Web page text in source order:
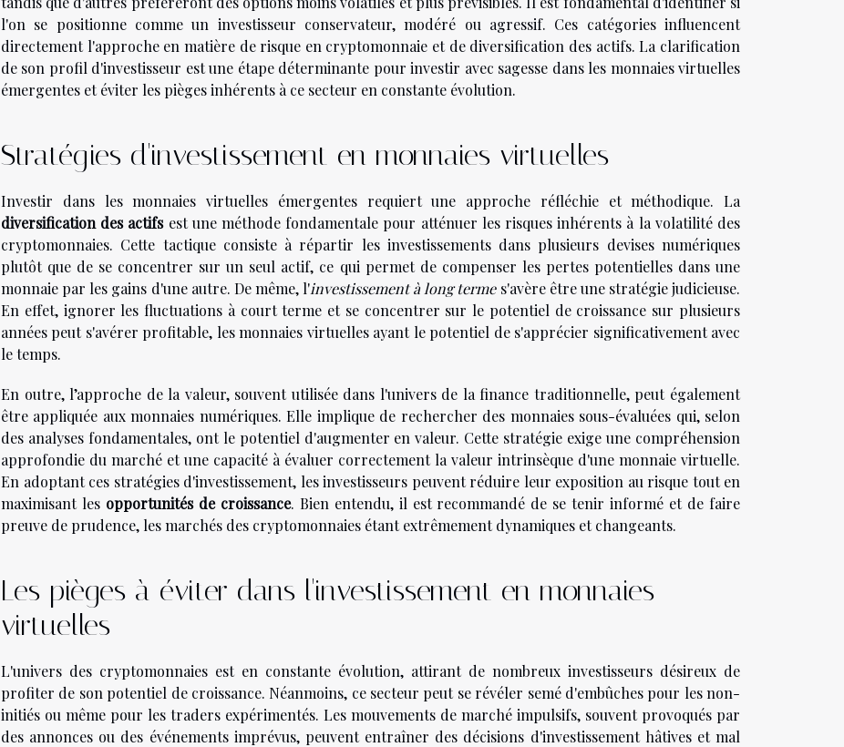
l'on se positionne comme un investisseur conservateur, modéré ou agressif. Ces catégories influencent
directement l'approche en matière de risque en cryptomonnaie et de diversification des actifs. La clarification
de son profil d'investisseur est une étape déterminante pour investir avec sagesse dans les monnaies virtuelles
émergentes et éviter les pièges inhérents à ce secteur en constante évolution.
Stratégies d'investissement en monnaies virtuelles
Investir dans les monnaies virtuelles émergentes requiert une approche réfléchie et méthodique. La
diversification des actifsest une méthode fondamentale pour atténuer les risques inhérents à la volatilité des
cryptomonnaies. Cette tactique consiste à répartir les investissements dans plusieurs devises numériques
plutôt que de se concentrer sur un seul actif, ce qui permet de compenser les pertes potentielles dans une
monnaie par les gains d'une autre. De même, l'investissement à long termes'avère être une stratégie judicieuse.
En effet, ignorer les fluctuations à court terme et se concentrer sur le potentiel de croissance sur plusieurs
années peut s'avérer profitable, les monnaies virtuelles ayant le potentiel de s'apprécier significativement avec
le temps.
En outre, l’approche de la valeur, souvent utilisée dans l'univers de la finance traditionnelle, peut également
être appliquée aux monnaies numériques. Elle implique de rechercher des monnaies sous-évaluées qui, selon
des analyses fondamentales, ont le potentiel d'augmenter en valeur. Cette stratégie exige une compréhension
approfondie du marché et une capacité à évaluer correctement la valeur intrinsèque d'une monnaie virtuelle.
En adoptant ces stratégies d'investissement, les investisseurs peuvent réduire leur exposition au risque tout en
maximisant les opportunités de croissance. Bien entendu, il est recommandé de se tenir informé et de faire
preuve de prudence, les marchés des cryptomonnaies étant extrêmement dynamiques et changeants.
Les pièges à éviter dans l'investissement en monnaies
virtuelles
L'univers des cryptomonnaies est en constante évolution, attirant de nombreux investisseurs désireux de
profiter de son potentiel de croissance. Néanmoins, ce secteur peut se révéler semé d'embûches pour les non-
initiés ou même pour les traders expérimentés. Les mouvements de marché impulsifs, souvent provoqués par
des annonces ou des événements imprévus, peuvent entraîner des décisions d'investissement hâtives et mal